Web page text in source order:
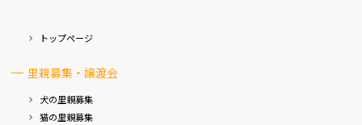
トップページ
里親募集・譲渡会
犬の里親募集
猫の里親募集